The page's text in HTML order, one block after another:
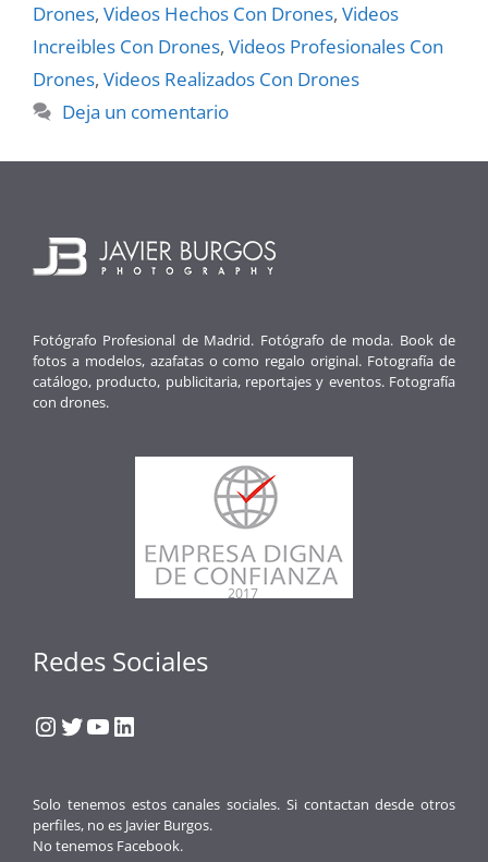
Drones, Videos Hechos Con Drones, Videos
Increibles Con Drones, Videos Profesionales Con
Drones, Videos Realizados Con Drones
Deja un comentario
Fotógrafo Profesional de Madrid. Fotógrafo de moda. Book de
fotos a modelos, azafatas o como regalo original. Fotografía de
catálogo, producto, publicitaria, reportajes y eventos. Fotografía
con drones.
Redes Sociales
Instagram
Twitter
YouTube
LinkedIn
Solo tenemos estos canales sociales. Si contactan desde otros
perfiles, no es Javier Burgos.
No tenemos Facebook.